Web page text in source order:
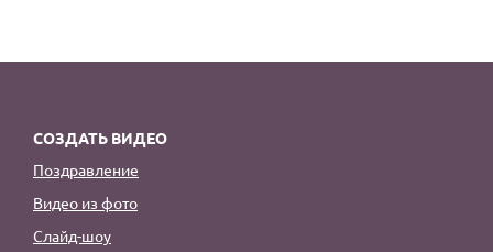
СОЗДАТЬ ВИДЕО
Поздравление
Видео из фото
Слайд-шоу